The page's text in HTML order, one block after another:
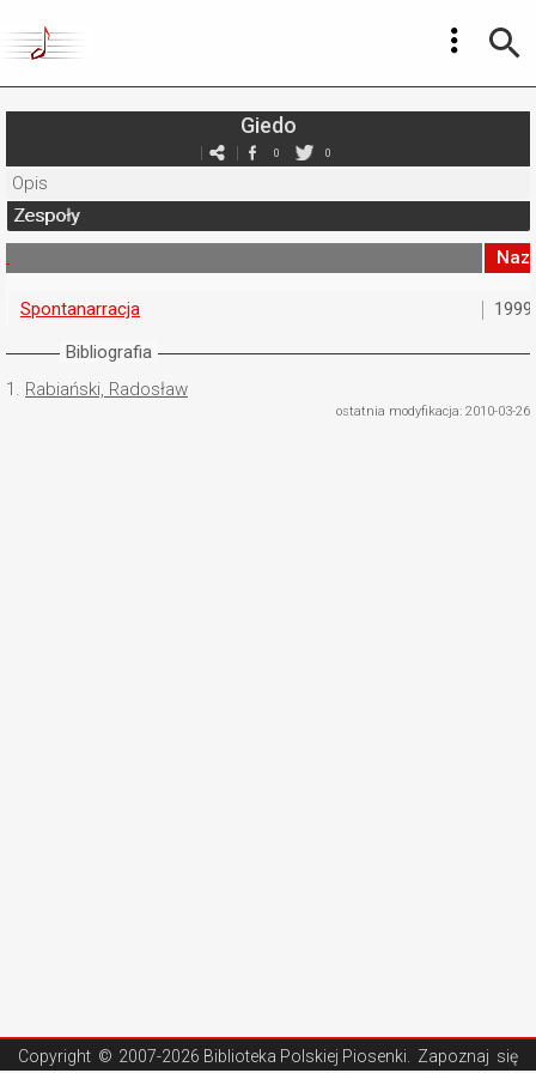
Giedo
0 0
Opis
Zespoły
Spontanarracja
1999
Bibliografia
1. Rabiański, Radosław
ostatnia modyfikacja: 2010-03-26
Copyright © 2007-2026 Biblioteka Polskiej Piosenki . Zapoznaj się